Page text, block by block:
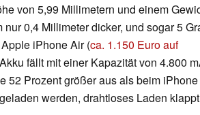
von 5,99 Millimetern und einem
nur 0,4 Millimeter dicker, und sogar 5
iPhone Air (ca. 1.150 Euro auf
fällt mit einer Kapazität von 4.800
52 Prozent größer aus als beim
werden, drahtloses Laden